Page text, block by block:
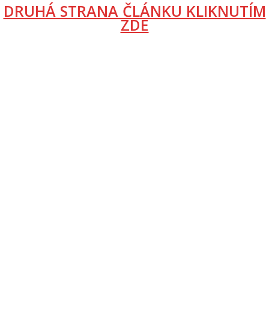
DRUHÁ STRANA ČLÁNKU KLIKNUTÍM
ZDE